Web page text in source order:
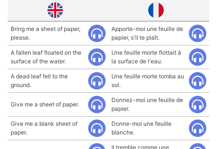
Bring me a sheet of paper,
please.
Apporte-moi une feuille de
papier, s'il te plaît.
A fallen leaf floated on the
surface of the water.
Une feuille morte flottait à
la surface de l'eau.
A dead leaf fell to the
ground.
Une feuille morte tomba au
sol.
Give me a sheet of paper.
Donnez-moi une feuille de
papier.
Give me a blank sheet of
paper.
Donne-moi une feuille
blanche.
Il tremble comme une